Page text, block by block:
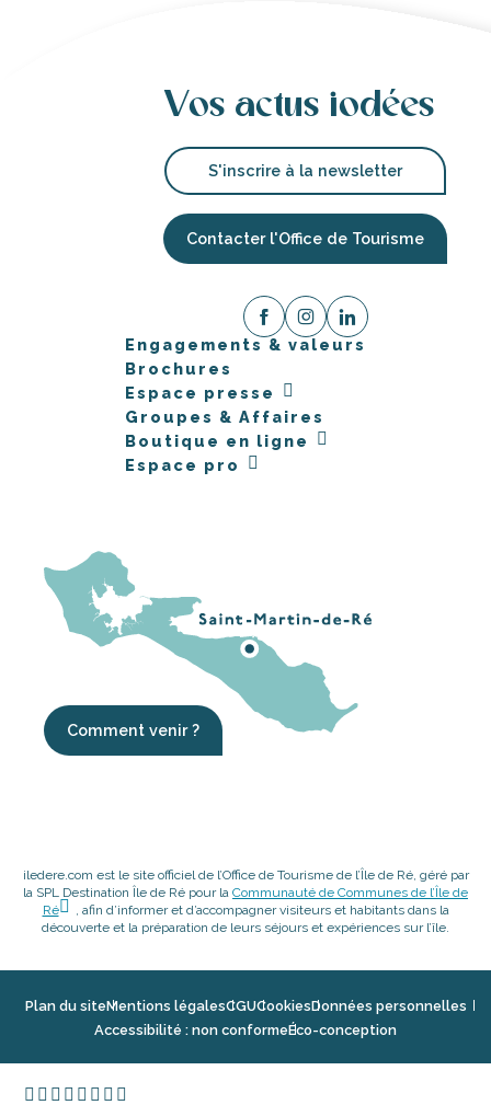
Vos actus iodées
S'inscrire à la newsletter
Contacter l'Office de Tourisme
Engagements & valeurs
Brochures
Espace presse
Groupes & Affaires
Boutique en ligne
Espace pro
Comment venir ?
iledere.com est le site officiel de l’Office de Tourisme de l’Île de Ré, géré par
la SPL Destination Île de Ré pour la Communauté de Communes de l’Île de
Ré
, afin d’informer et d’accompagner visiteurs et habitants dans la
découverte et la préparation de leurs séjours et expériences sur l’île.
Plan du siteMentions légalesCGUCookiesDonnées personnelles
Accessibilité : non conformeÉco-conception